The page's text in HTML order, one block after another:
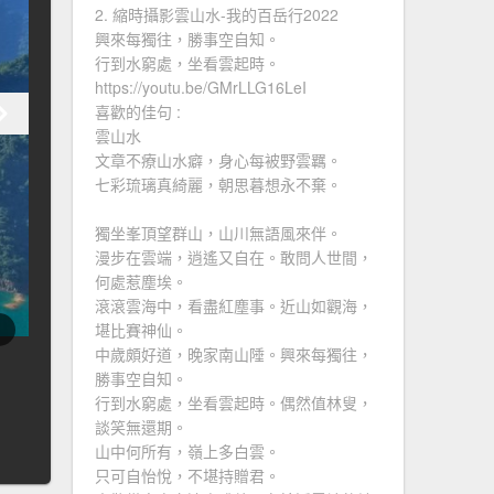
2. 縮時攝影雲山水-我的百岳行2022
興來每獨往，勝事空自知。
行到水窮處，坐看雲起時。
https://youtu.be/GMrLLG16LeI
喜歡的佳句 :
雲山水
文章不療山水癖，身心每被野雲羈。
七彩琉璃真綺麗，朝思暮想永不棄。
獨坐峯頂望群山，山川無語風來伴。
漫步在雲端，逍遙又自在。敢問人世間，
何處惹塵埃。
滾滾雲海中，看盡紅塵事。近山如觀海，
堪比賽神仙。
中歲頗好道，晚家南山陲。興來每獨往，
勝事空自知。
行到水窮處，坐看雲起時。偶然值林叟，
談笑無還期。
山中何所有，嶺上多白雲。
只可自怡悅，不堪持贈君。